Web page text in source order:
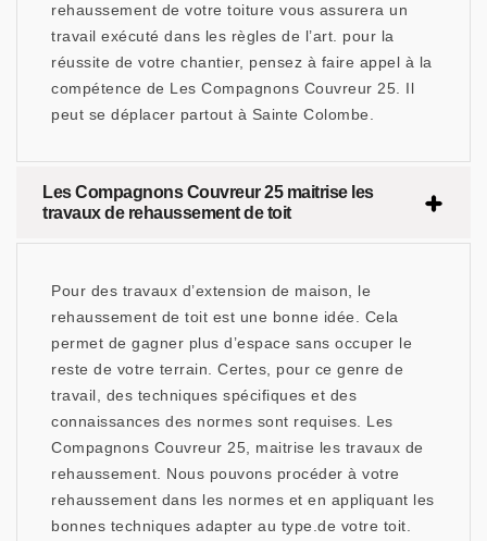
rehaussement de votre toiture vous assurera un
travail exécuté dans les règles de l’art. pour la
réussite de votre chantier, pensez à faire appel à la
compétence de Les Compagnons Couvreur 25. Il
peut se déplacer partout à Sainte Colombe.
Les Compagnons Couvreur 25 maitrise les
travaux de rehaussement de toit
Pour des travaux d’extension de maison, le
rehaussement de toit est une bonne idée. Cela
permet de gagner plus d’espace sans occuper le
reste de votre terrain. Certes, pour ce genre de
travail, des techniques spécifiques et des
connaissances des normes sont requises. Les
Compagnons Couvreur 25, maitrise les travaux de
rehaussement. Nous pouvons procéder à votre
rehaussement dans les normes et en appliquant les
bonnes techniques adapter au type.de votre toit.